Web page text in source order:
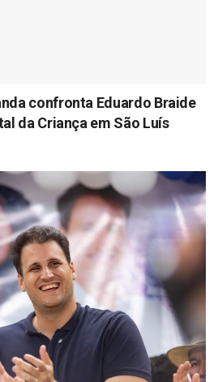
confronta Eduardo Braide
da Criança em São Luís